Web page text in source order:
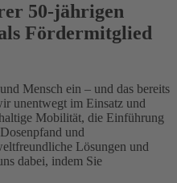
50-jährigen
Fördermitglied
Mensch ein – und das bereits
unentwegt im Einsatz und
Mobilität, die Einführung
und
Lösungen und
dabei, indem Sie